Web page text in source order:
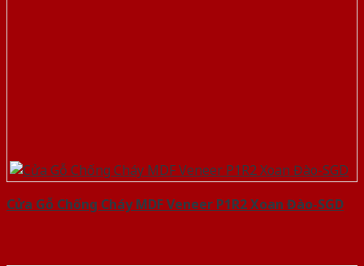
Cửa Gỗ Chống Cháy MDF Veneer P1R2 Xoan Đào-SGD